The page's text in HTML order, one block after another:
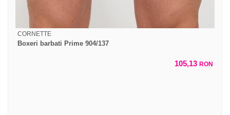
CORNETTE
Boxeri barbati Prime 904/137
105,13 RON